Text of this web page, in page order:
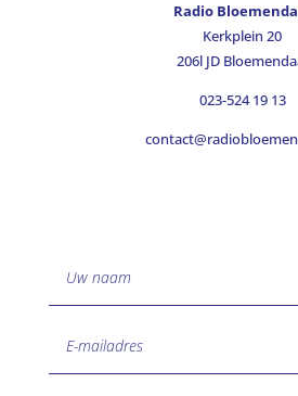
Radio
Kerkplein 20
206l JD
023-524 19 13